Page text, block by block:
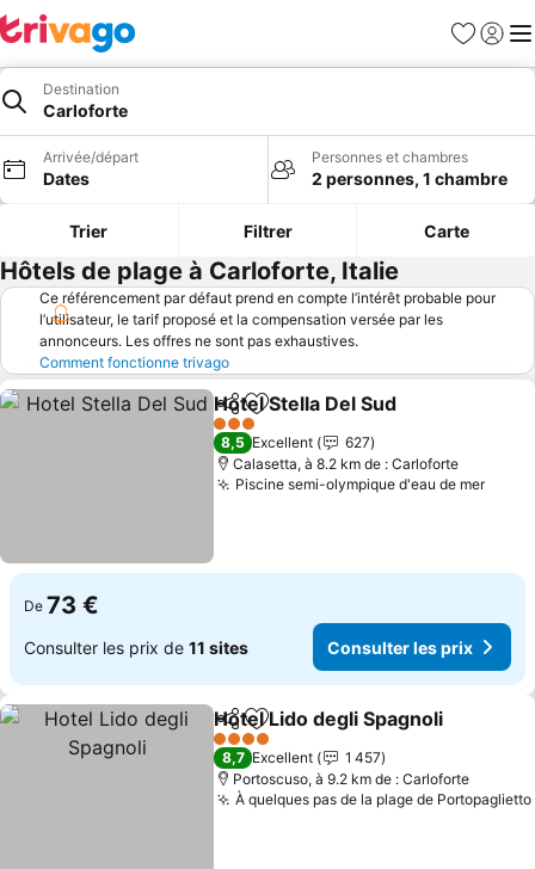
Favoris
Se
Destination
Carloforte
Arrivée/départ
Dates
Personnes et chambres
2 personnes, 1 chambre
Trier Filtrer Carte
Hôtels de plage à Carloforte, Italie
Ce référencement par défaut prend en compte l’intérêt probable pour
l’utilisateur, le tarif proposé et la compensation versée par les
annonceurs. Les offres ne sont pas exhaustives.
Comment fonctionne trivago
PartagerAjouter à mes favoris
Hotel Stella Del Sud
3 Étoiles
8,5 Excellent
627
Calasetta, à 8.2 km de : Carloforte
Piscine semi-olympique d'eau de mer
De 73 €
Consulter les prix de 11 sites Consulter les prix
PartagerAjouter à mes favoris
Hotel Lido degli Spagnoli
4 Étoiles
8,7 Excellent
1 457
Portoscuso, à 9.2 km de : Carloforte
À quelques pas de la plage de Portopaglietto